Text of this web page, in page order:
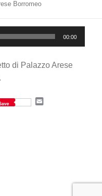
Borromeo
00:00
di Palazzo Arese